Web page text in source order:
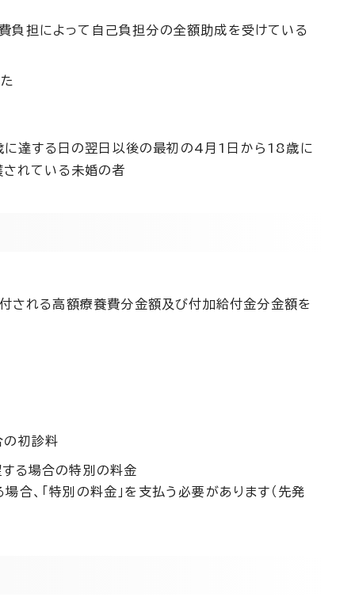
負担によって自己負担分の全額助成を受けている
に達する日の翌日以後の最初の4月1日から18歳に
れている未婚の者
される高額療養費分金額及び付加給付金分金額を
の初診料
する場合の特別の料金
、「特別の料金」を支払う必要があります（先発